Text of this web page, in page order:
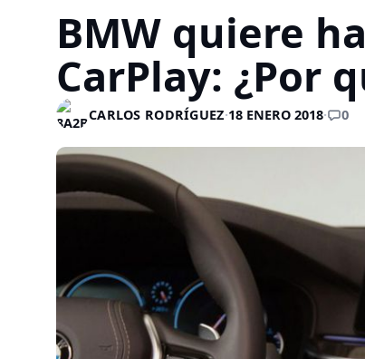
BMW quiere
CarPlay: ¿Por
CARLOS RODRÍGUEZ·18 ENERO 2018· 0